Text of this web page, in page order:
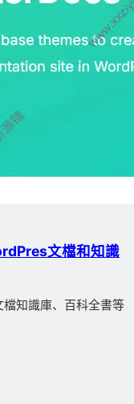
文檔和知識
知識庫、百科全書等